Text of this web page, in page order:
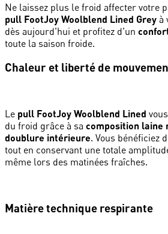
Ne laissez plus le froid affecter votre
pull FootJoy Woolblend Lined Grey à
dès aujourd'hui et profitez d'un
toute la saison froide.
Chaleur et liberté de
Le pull FootJoy Woolblend Lined
du froid grâce à sa composition laine
doublure intérieure. Vous bénéficiez
tout en conservant une totale
même lors des matinées fraîches.
Matière technique respirante